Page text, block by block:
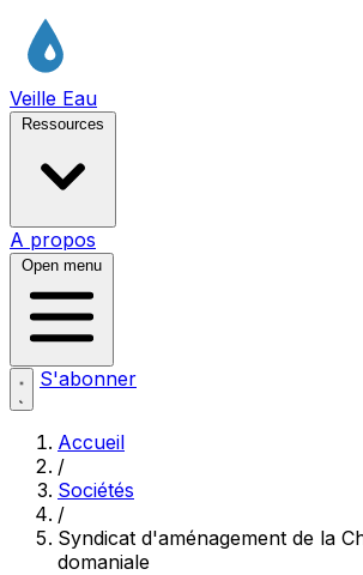
Veille Eau
Ressources
A propos
Open menu
S'abonner
Accueil
/
Sociétés
/
Syndicat d'aménagement de la
domaniale